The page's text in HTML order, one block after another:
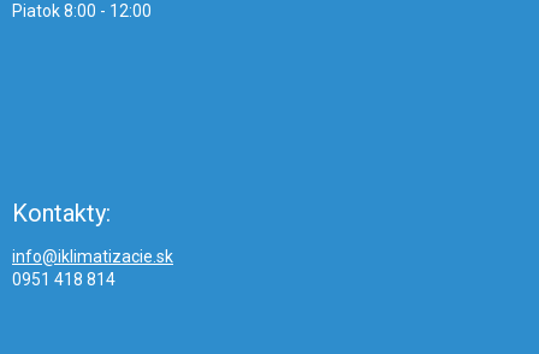
Piatok 8:00 - 12:00
Kontakty:
info@iklimatizacie.sk
0951 418 814